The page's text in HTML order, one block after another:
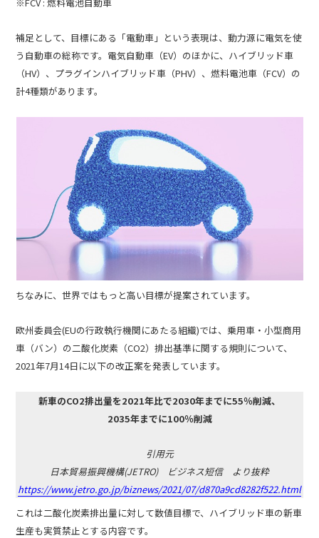
補足として、目標にある「電動車」という表現は、動力源に電気を使
う自動車の総称です。電気自動車（EV）のほかに、ハイブリッド車
（HV）、プラグインハイブリッド車（PHV）、燃料電池車（FCV）の
計4種類があります。
ちなみに、世界ではもっと高い目標が提案されています。
欧州委員会(EUの行政執行機関にあたる組織)では、乗用車・小型商用
車（バン）の二酸化炭素（CO2）排出基準に関する規則について、
2021年7月14日に以下の改正案を発表しています。
新車のCO2排出量を2021年比で2030年までに55％削減、
2035年までに100％削減
引用元
日本貿易振興機構(JETRO) ビジネス短信 より抜粋
https://www.jetro.go.jp/biznews/2021/07/d870a9cd8282f522.html
これは二酸化炭素排出量に対して数値目標で、ハイブリッド車の新車
生産も実質禁止とする内容です。